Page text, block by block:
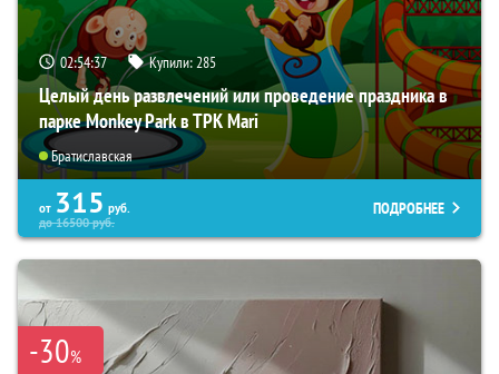
02:54:36 Купили:285
Целый день развлечений или проведение праздника в
парке Monkey Park в ТРК Mari
Братиславская
от 315 руб.
до16500руб.
ПОДРОБНЕЕ
-30%